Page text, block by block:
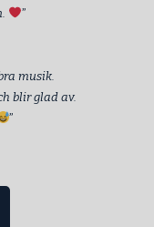
”
musik.
blir glad av.
”